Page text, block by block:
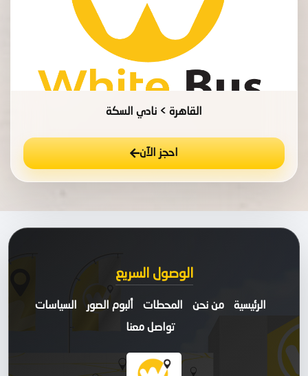
القاهرة > نادي السكة
احجز الآن
الوصول السريع
الرئيسية من نحن المحطات ألبوم الصور
السياسات
تواصل معنا